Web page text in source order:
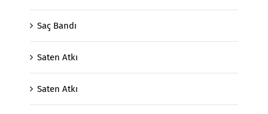
Saç Bandı
Saten Atkı
Saten Atkı